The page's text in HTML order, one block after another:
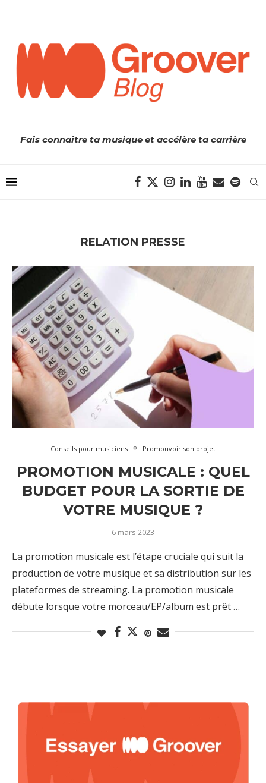
Fais connaître ta musique et accélère ta carrière
RELATION PRESSE
Conseils pour musiciens Promouvoir son projet
PROMOTION MUSICALE : QUEL
BUDGET POUR LA SORTIE DE
VOTRE MUSIQUE ?
6 mars 2023
La promotion musicale est l’étape cruciale qui suit la
production de votre musique et sa distribution sur les
plateformes de streaming. La promotion musicale
débute lorsque votre morceau/EP/album est prêt …